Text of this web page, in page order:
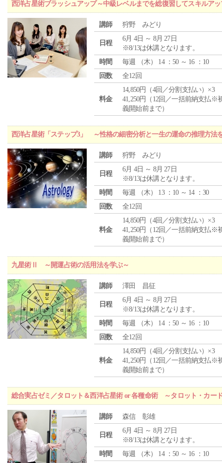
西洋占星術ブラッシュアップ～中級レベルまでを総復習してスキルア
講師 狩野 みどり
日程
6月 4日 ～ 8月 27日
※8/13は休講となります。
時間
毎週 （木） 14 ：50 ～ 16 ：10
回数
全12回
料金
14,850円（4回／分割支払い）×3
41,250円（12回／一括前納支払※
義開始前まで）
西洋占星術「ステップ3」 ～性格の細密分析と一生の運命の推理方法
講師 狩野 みどり
日程
6月 4日 ～ 8月 27日
※8/13は休講となります。
時間
毎週 （木） 13 ：10 ～ 14 ：30
回数
全12回
料金
14,850円（4回／分割支払い）×3
41,250円（12回／一括前納支払※
義開始前まで）
九星術Ⅱ ～開運占術の活用法を学ぶ～
講師 澤田 昌征
日程
6月 4日 ～ 8月 27日
※8/13は休講となります。
時間
毎週 （木） 14 ：50 ～ 16 ：10
回数
全12回
料金
14,850円（4回／分割支払い）×3
41,250円（12回／一括前納支払※
義開始前まで）
総合実占ゼミ／タロット＆西洋占星術 or 各種命術 ～タロット・カー
講師 森信 彰雄
日程
6月 4日 ～ 8月 27日
※8/13は休講となります。
時間
毎週 （木） 14 ：50 ～ 16 ：10